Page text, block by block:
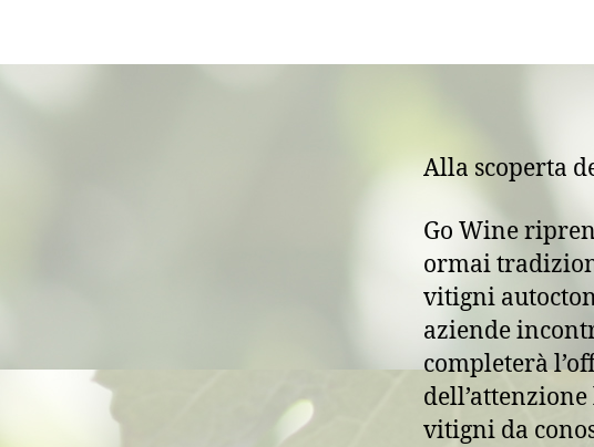
Alla scoperta
Go Wine
ormai
vitigni
aziende
completerà
vitigni da